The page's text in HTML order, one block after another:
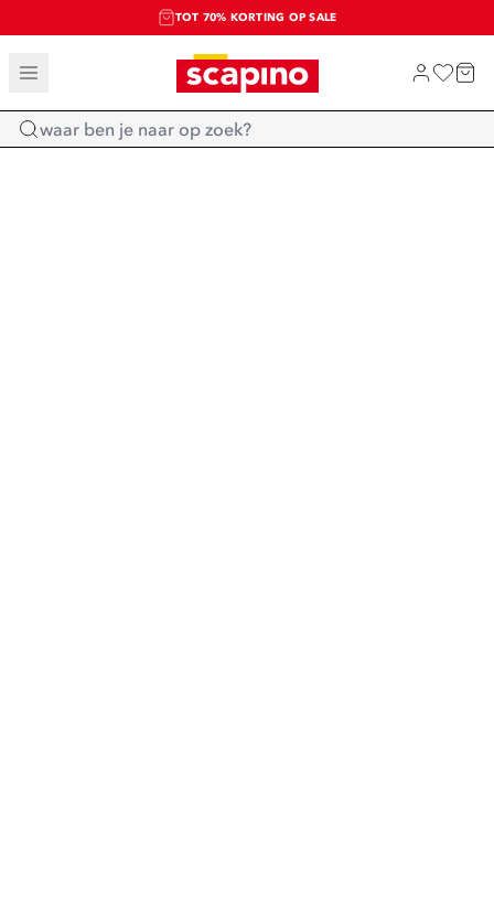
TOT 70% KORTING OP SALE
SALE: LAATSTE KANS!
SHOP NIEUW
Home